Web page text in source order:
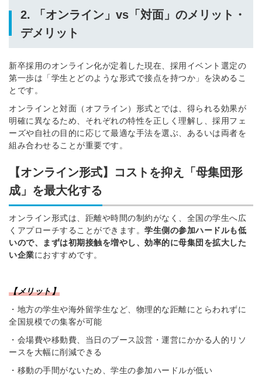
2.
「オンライン」vs「対面」のメリット・
デメリット
新卒採用のオンライン化が定着した現在、採用イベント選定の
第一歩は「学生とどのような形式で接点を持つか」を決めるこ
とです。
オンラインと対面（オフライン）形式とでは、得られる効果が
明確に異なるため、それぞれの特性を正しく理解し、採用フェ
ーズや自社の目的に応じて最適な手法を選ぶ、あるいは両者を
組み合わせることが重要です。
【オンライン形式】
コストを抑え「母集団形
成」を最大化する
オンライン形式は、距離や時間の制約がなく、全国の学生へ広
くアプローチすることができます。 学生側の参加ハードルも低
いので、まずは初期接触を増やし、効率的に母集団を拡大した
い企業におすすめです。
【メリット】
・地方の学生や海外留学生など、物理的な距離にとらわれずに
全国規模での集客が可能
・会場費や移動費、当日のブース設営・運営にかかる人的リソ
ースを大幅に削減できる
・移動の手間がないため、学生の参加ハードルが低い